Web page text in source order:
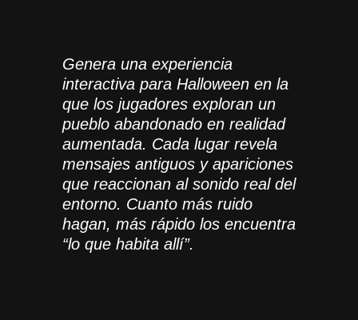
Genera una experiencia
interactiva para Halloween en la
que los jugadores exploran un
pueblo abandonado en realidad
aumentada. Cada lugar revela
mensajes antiguos y apariciones
que reaccionan al sonido real del
entorno. Cuanto más ruido
hagan, más rápido los encuentra
“lo que habita allí”.